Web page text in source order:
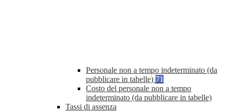
Personale non a tempo indeterminato (da
pubblicare in tabelle) 71
Costo del personale non a tempo
indeterminato (da pubblicare in tabelle)
Tassi di assenza